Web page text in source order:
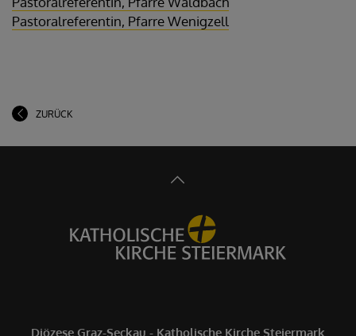
Pastoralreferentin, Pfarre Wenigzell
ZURÜCK
Diözese Graz-Seckau - Katholische Kirche Steiermark